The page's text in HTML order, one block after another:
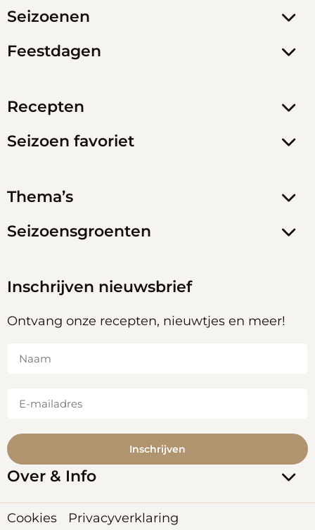
Seizoenen
Feestdagen
Recepten
Seizoen favoriet
Thema’s
Seizoensgroenten
Inschrijven nieuwsbrief
Ontvang onze recepten, nieuwtjes en meer!
(Vereist)
mailadres
Over & Info
Cookies Privacyverklaring